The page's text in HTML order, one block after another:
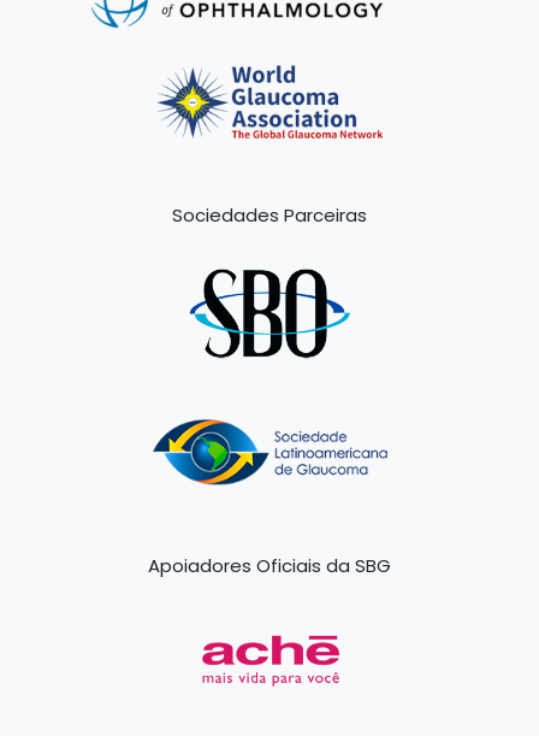
Sociedades Parceiras
Apoiadores Oficiais da SBG